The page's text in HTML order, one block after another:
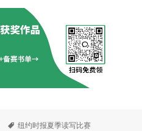
标
纽约时报夏季读写比赛